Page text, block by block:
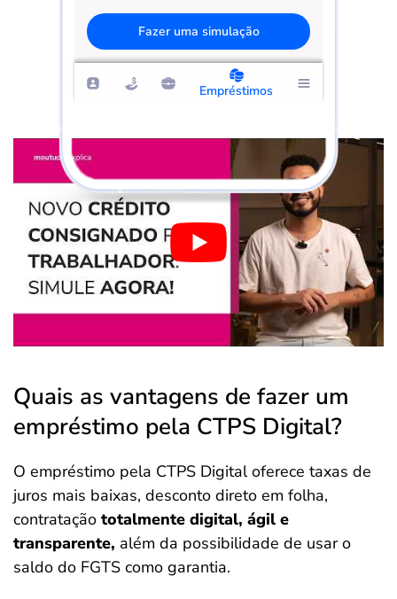
Fazer uma simulação
Empréstimos
Quais as vantagens de fazer um
empréstimo pela CTPS Digital?
O empréstimo pela CTPS Digital oferece taxas de
juros mais baixas, desconto direto em folha,
contratação totalmente digital, ágil e
transparente, além da possibilidade de usar o
saldo do FGTS como garantia.